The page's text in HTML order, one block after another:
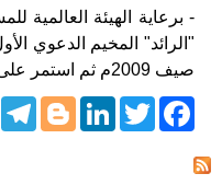
- برعاية الهيئة العالمية
"الرائد" المخيم الدعوي
صيف 2009م ثم استمر على تنظيم هذه المخيم بشكل دوري.
Facebook
Twitter